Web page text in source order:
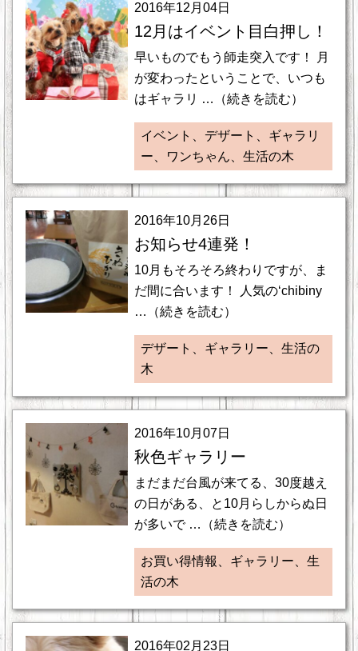
2016年12月04日
12月はイベント目白押し！
早いものでもう師走突入です！ 月
が変わったということで、いつも
はギャラリ …（続きを読む）
イベント、デザート、ギャラリ
ー、ワンちゃん、生活の木
2016年10月26日
お知らせ4連発！
10月もそろそろ終わりですが、ま
だ間に合います！ 人気の‘chibiny
…（続きを読む）
デザート、ギャラリー、生活の
木
2016年10月07日
秋色ギャラリー
まだまだ台風が来てる、30度越え
の日がある、と10月らしからぬ日
が多いで …（続きを読む）
お買い得情報、ギャラリー、生
活の木
2016年02月23日